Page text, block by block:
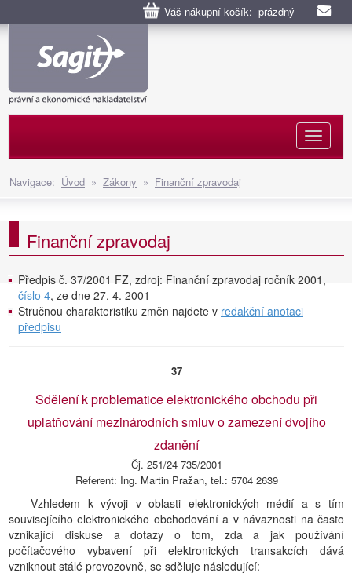
Váš nákupní košík: prázdný
Navigace: Úvod » Zákony » Finanční zpravodaj
Finanční zpravodaj
Předpis č. 37/2001 FZ, zdroj: Finanční zpravodaj ročník 2001,
číslo 4, ze dne 27. 4. 2001
Stručnou charakteristiku změn najdete v redakční anotaci
předpisu
37
Sdělení k problematice elektronického obchodu při
uplatňování mezinárodních smluv o zamezení dvojího
zdanění
Čj. 251/24 735/2001
Referent: Ing. Martin Pražan, tel.: 5704 2639
Vzhledem k vývoji v oblasti elektronických médií a s tím
souvisejícího elektronického obchodování a v návaznosti na často
vznikající diskuse a dotazy o tom, zda a jak používání
počítačového vybavení při elektronických transakcích dává
vzniknout stálé provozovně, se sděluje následující: